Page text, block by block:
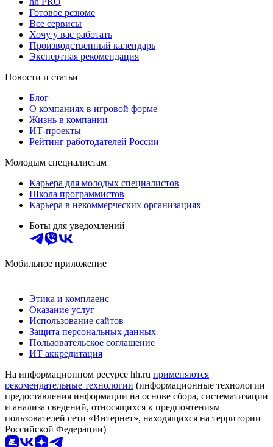
Готовое резюме
Все сервисы
Хочу у вас работать
Производственный календарь
Экспертная рекомендация
Новости и статьи
Блог
О компаниях в игровой форме
Жизнь в компании
ИТ-проекты
Рейтинг работодателей России
Молодым специалистам
Карьера для молодых специалистов
Школа программистов
Карьера в некоммерческих организациях
Боты для уведомлений
Мобильное приложение
Этика и комплаенс
Оказание услуг
Использование сайтов
Защита персональных данных
Пользовательское соглашение
ИТ аккредитация
На информационном ресурсе hh.ru применяются
рекомендательные технологии (информационные технологии
предоставления информации на основе сбора, систематизации
и анализа сведений, относящихся к предпочтениям
пользователей сети «Интернет», находящихся на территории
Российской Федерации)